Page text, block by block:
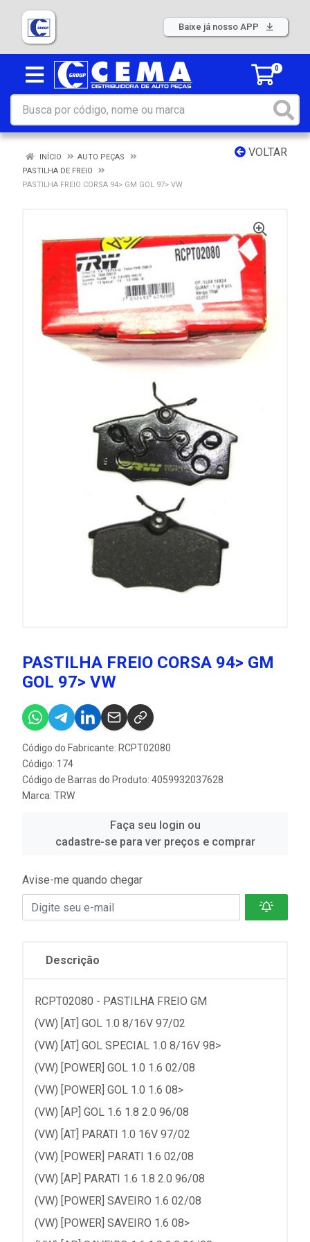
Baixe já nosso APP
0
VOLTAR
INÍCIO
AUTO PEÇAS
PASTILHA DE FREIO
PASTILHA FREIO CORSA 94> GM GOL 97> VW
PASTILHA FREIO CORSA 94> GM
GOL 97> VW
Código do Fabricante: RCPT02080
Código: 174
Código de Barras do Produto: 4059932037628
Marca: TRW
Faça seu login ou
cadastre-se para ver preços e comprar
Avise-me quando chegar
Descrição
RCPT02080 - PASTILHA FREIO GM
(VW) [AT] GOL 1.0 8/16V 97/02
(VW) [AT] GOL SPECIAL 1.0 8/16V 98>
(VW) [POWER] GOL 1.0 1.6 02/08
(VW) [POWER] GOL 1.0 1.6 08>
(VW) [AP] GOL 1.6 1.8 2.0 96/08
(VW) [AT] PARATI 1.0 16V 97/02
(VW) [POWER] PARATI 1.6 02/08
(VW) [AP] PARATI 1.6 1.8 2.0 96/08
(VW) [POWER] SAVEIRO 1.6 02/08
(VW) [POWER] SAVEIRO 1.6 08>